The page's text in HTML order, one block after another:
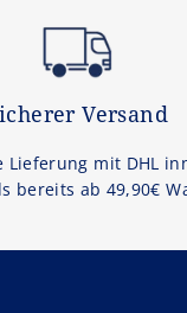
Versand
Lieferung mit DHL
bereits ab 49,90€